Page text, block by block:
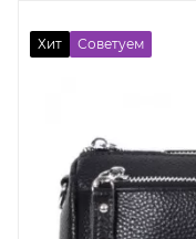
Хит Советуем